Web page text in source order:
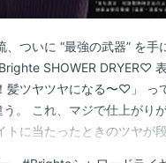
、ついに “最強の武器” を手
SHOWER DRYER♡
髪ツヤツヤになる〜♡」 っ
。 これ、マジで仕上がり
トに当たったときのツヤが